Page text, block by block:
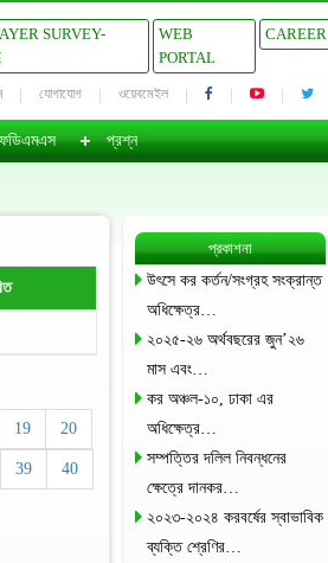
SURVEY-
WEB
PORTAL
CAREER
যোগাযোগ ওয়েবমেইল
প্রশ্ন
19 20
39 40
প্রকাশনা
উৎসে কর কর্তন/সংগ্রহ সংক্রান্ত
অধিক্ষেত্র…
২০২৫-২৬ অর্থবছরের জুন’২৬
মাস এবং…
কর অঞ্চল-১০, ঢাকা এর
অধিক্ষেত্র…
সম্পত্তির দলিল নিবন্ধনের
ক্ষেত্রে দানকর…
২০২৩-২০২৪ করবর্ষের স্বাভাবিক
ব্যক্তি শ্রেণির…